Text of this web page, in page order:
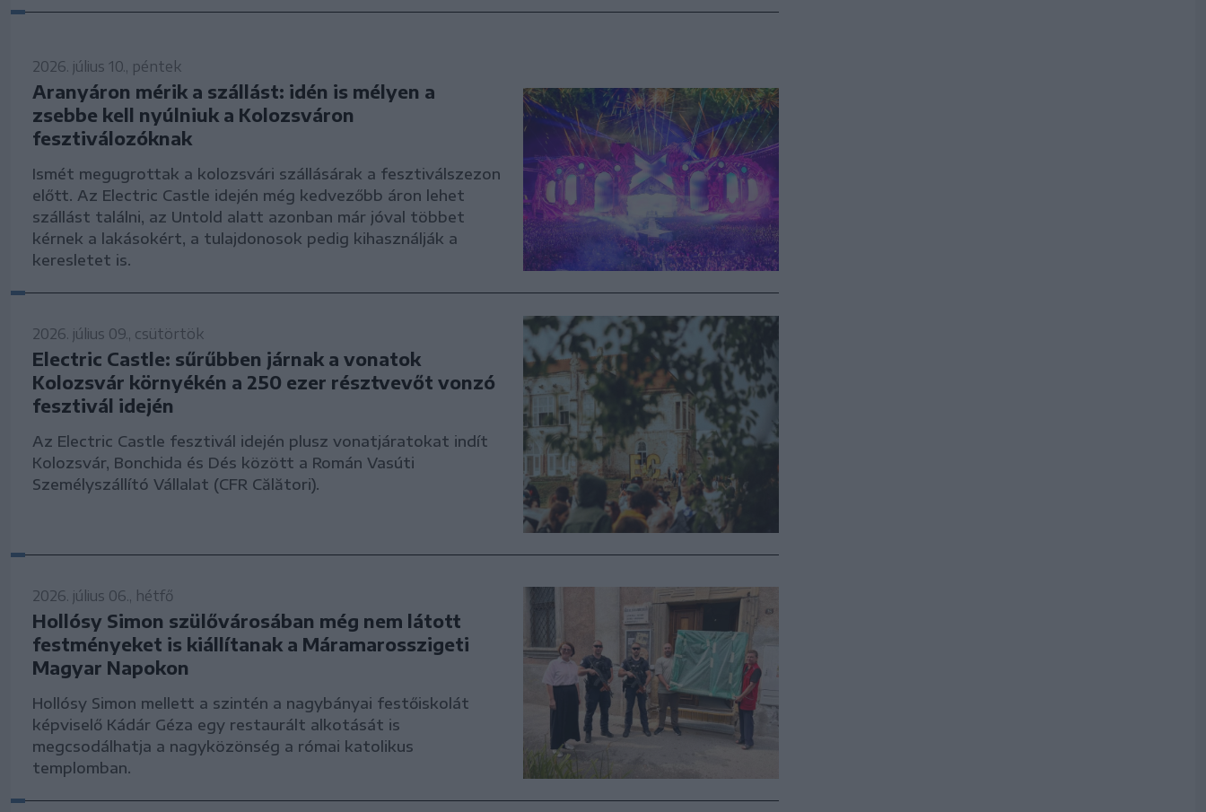
2026. július 10., péntek
Aranyáron mérik a szállást: idén is mélyen a
zsebbe kell nyúlniuk a Kolozsváron
fesztiválozóknak
Ismét megugrottak a kolozsvári szállásárak a fesztiválszezon
előtt. Az Electric Castle idején még kedvezőbb áron lehet
szállást találni, az Untold alatt azonban már jóval többet
kérnek a lakásokért, a tulajdonosok pedig kihasználják a
keresletet is.
2026. július 09., csütörtök
Electric Castle: sűrűbben járnak a vonatok
Kolozsvár környékén a 250 ezer résztvevőt vonzó
fesztivál idején
Az Electric Castle fesztivál idején plusz vonatjáratokat indít
Kolozsvár, Bonchida és Dés között a Román Vasúti
Személyszállító Vállalat (CFR Călători).
2026. július 06., hétfő
Hollósy Simon szülővárosában még nem látott
festményeket is kiállítanak a Máramarosszigeti
Magyar Napokon
Hollósy Simon mellett a szintén a nagybányai festőiskolát
képviselő Kádár Géza egy restaurált alkotását is
megcsodálhatja a nagyközönség a római katolikus
templomban.